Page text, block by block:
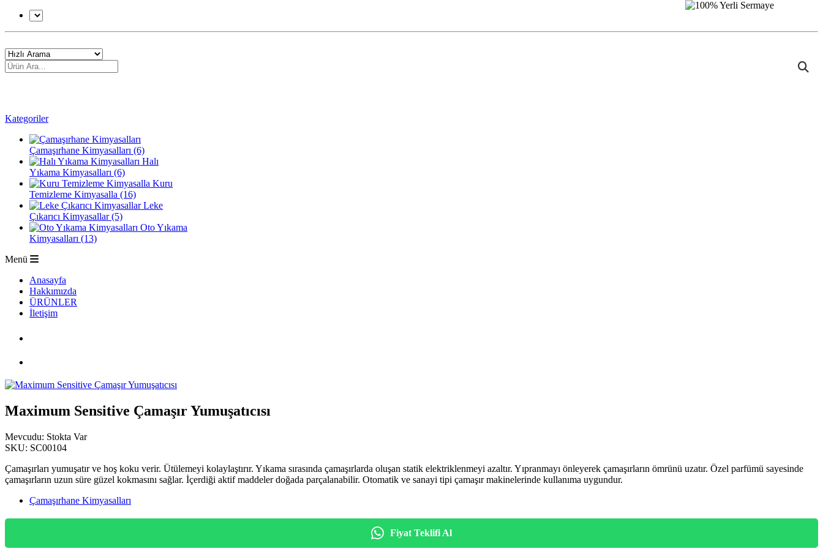
Kategoriler
Çamaşırhane Kimyasalları (6)
Halı
Yıkama Kimyasalları (6)
Kuru
Temizleme Kimyasalla (16)
Leke
Çıkarıcı Kimyasallar (5)
Oto Yıkama
Kimyasalları (13)
Menü
Anasayfa
Hakkımızda
ÜRÜNLER
İletişim
Maximum Sensitive Çamaşır Yumuşatıcısı
Mevcudu: Stokta Var
SKU: SC00104
Çamaşırları yumuşatır ve hoş koku verir. Ütülemeyi kolaylaştırır. Yıkama sırasında çamaşırlarda oluşan statik elektriklenmeyi azaltır. Yıpranmayı önleyerek çamaşırların ömrünü uzatır. Özel parfümü sayesinde
çamaşırların uzun süre güzel kokmasını sağlar. İçerdiği aktif maddeler doğada parçalanabilir. Otomatik ve sanayi tipi çamaşır makinelerinde kullanıma uygundur.
Çamaşırhane Kimyasalları
Fiyat Teklifi Al